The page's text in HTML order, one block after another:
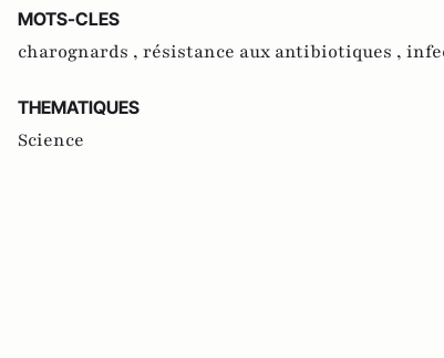
MOTS-CLES
charognards , résistance aux antibiotiques ,
THEMATIQUES
Science